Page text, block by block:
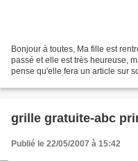
Bonjour à toutes, Ma fille est
passé et elle est très heureuse,
pense qu'elle fera un article sur
grille gratuite-abc
Publié le 22/05/2007 à 15:42